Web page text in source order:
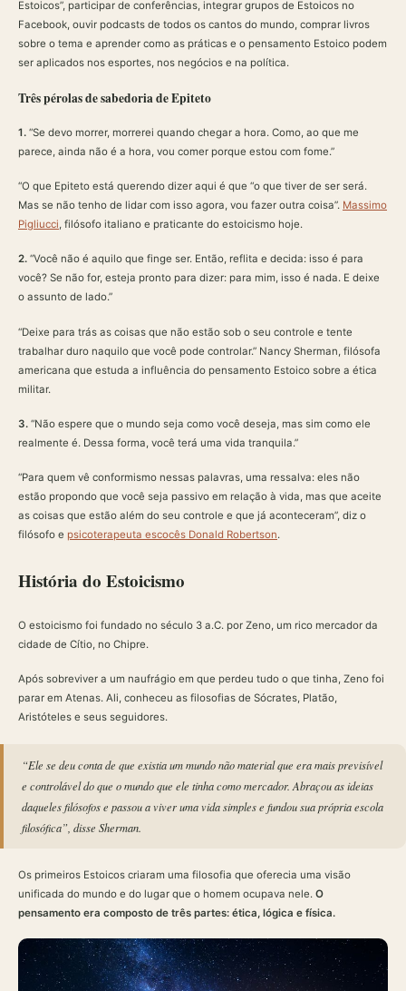
Estoicos”, participar de conferências, integrar grupos de Estoicos no
Facebook, ouvir podcasts de todos os cantos do mundo, comprar livros
sobre o tema e aprender como as práticas e o pensamento Estoico podem
ser aplicados nos esportes, nos negócios e na política.
Três pérolas de sabedoria de Epiteto
1. “Se devo morrer, morrerei quando chegar a hora. Como, ao que me
parece, ainda não é a hora, vou comer porque estou com fome.”
“O que Epiteto está querendo dizer aqui é que “o que tiver de ser será.
Mas se não tenho de lidar com isso agora, vou fazer outra coisa”. Massimo
Pigliucci, filósofo italiano e praticante do estoicismo hoje.
2. “Você não é aquilo que finge ser. Então, reflita e decida: isso é para
você? Se não for, esteja pronto para dizer: para mim, isso é nada. E deixe
o assunto de lado.”
“Deixe para trás as coisas que não estão sob o seu controle e tente
trabalhar duro naquilo que você pode controlar.” Nancy Sherman, filósofa
americana que estuda a influência do pensamento Estoico sobre a ética
militar.
3. “Não espere que o mundo seja como você deseja, mas sim como ele
realmente é. Dessa forma, você terá uma vida tranquila.”
“Para quem vê conformismo nessas palavras, uma ressalva: eles não
estão propondo que você seja passivo em relação à vida, mas que aceite
as coisas que estão além do seu controle e que já aconteceram”, diz o
filósofo e psicoterapeuta escocês Donald Robertson.
História do Estoicismo
O estoicismo foi fundado no século 3 a.C. por Zeno, um rico mercador da
cidade de Cítio, no Chipre.
Após sobreviver a um naufrágio em que perdeu tudo o que tinha, Zeno foi
parar em Atenas. Ali, conheceu as filosofias de Sócrates, Platão,
Aristóteles e seus seguidores.
“Ele se deu conta de que existia um mundo não material que era mais previsível
e controlável do que o mundo que ele tinha como mercador. Abraçou as ideias
daqueles filósofos e passou a viver uma vida simples e fundou sua própria escola
filosófica”, disse Sherman.
Os primeiros Estoicos criaram uma filosofia que oferecia uma visão
unificada do mundo e do lugar que o homem ocupava nele. O
pensamento era composto de três partes: ética, lógica e física.